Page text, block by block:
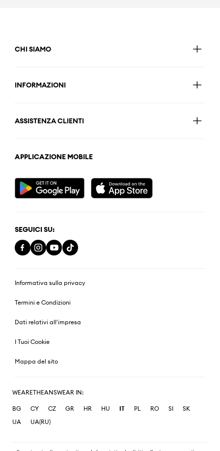
CHI SIAMO
INFORMAZIONI
ASSISTENZA CLIENTI
APPLICAZIONE MOBILE
SEGUICI SU:
Informativa sulla privacy
Termini e Condizioni
Dati relativi all'impresa
I Tuoi Cookie
Mappa del sito
WEARETHEANSWEAR IN:
BG CY CZ GR HR HU IT PL RO SI
SK
UA
UA(RU)